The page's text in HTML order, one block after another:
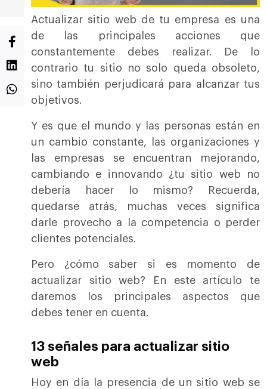
Actualizar sitio web de tu empresa es una
de las principales acciones que
constantemente debes realizar. De lo
contrario tu sitio no solo queda obsoleto,
sino también perjudicará para alcanzar tus
objetivos.
Y es que el mundo y las personas están en
un cambio constante, las organizaciones y
las empresas se encuentran mejorando,
cambiando e innovando ¿tu sitio web no
debería hacer lo mismo? Recuerda,
quedarse atrás, muchas veces significa
darle provecho a la competencia o perder
clientes potenciales.
Pero ¿cómo saber si es momento de
actualizar sitio web? En este artículo te
daremos los principales aspectos que
debes tener en cuenta.
13 señales para actualizar sitio
web
Hoy en día la presencia de un sitio web se